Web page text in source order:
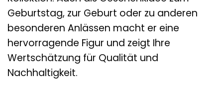
Geburtstag, zur Geburt oder zu anderen
besonderen Anlässen macht er eine
hervorragende Figur und zeigt Ihre
Wertschätzung für Qualität und
Nachhaltigkeit.